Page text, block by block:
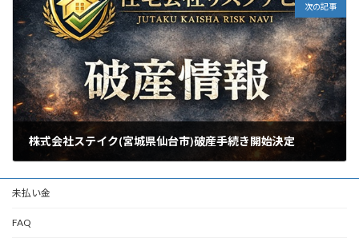
次の記事
株式会社ステイク(宮城県仙台市)破産手続き開始決定
未払い金
FAQ